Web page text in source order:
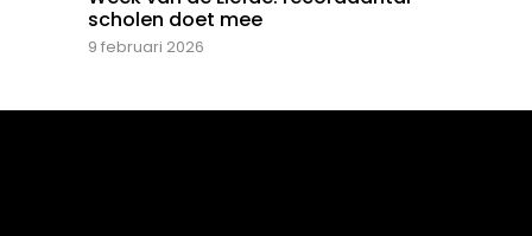
scholen doet mee
9 februari 2026